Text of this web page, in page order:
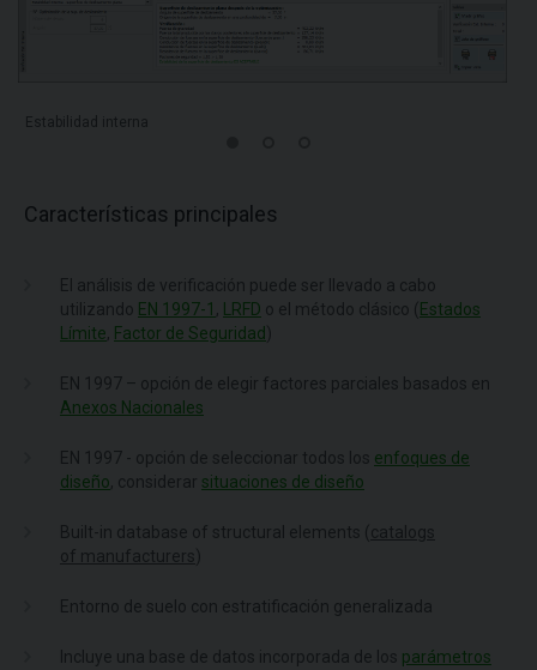
Estabilidad interna
Características principales
El análisis de verificación puede ser llevado a cabo
utilizando EN 1997-1 , LRFD o el método clásico ( Estados
Límite, Factor de Seguridad )
EN 1997 – opción de elegir factores parciales basados en
Anexos Nacionales
EN 1997 - opción de seleccionar todos los enfoques de
diseño, considerar situaciones de diseño
Built-in database of structural elements ( catalogs
of manufacturers )
Entorno de suelo con estratificación generalizada
Incluye una base de datos incorporada de los parámetros